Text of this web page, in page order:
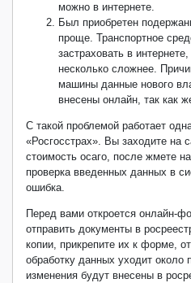
можно в интернете.
Был приобретен
проще. Транспортное
застраховать в
несколько сложнее.
машины данные нового
внесены онлайн, так как
С такой проблемой работает
«Росгосстрах». Вы заходите на
стоимость осаго, после жмете
проверка введенных данных в
ошибка.
Перед вами откроется онлайн-
отправить документы в
копии, прикрепите их к форме,
обработку данных уходит около
изменения будут внесены в